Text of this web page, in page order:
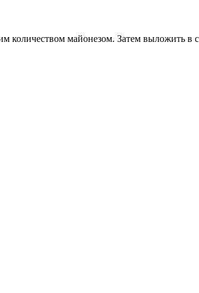
количеством майонезом. Затем выложить в